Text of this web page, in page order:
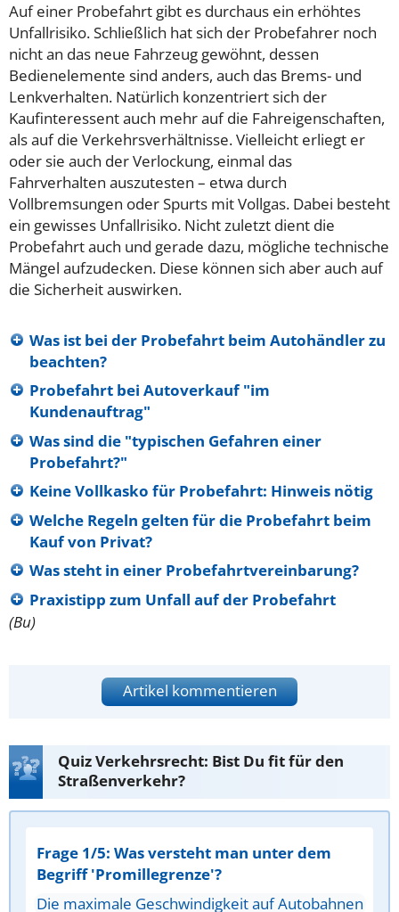
Auf einer Probefahrt gibt es durchaus ein erhöhtes
Unfallrisiko. Schließlich hat sich der Probefahrer noch
nicht an das neue Fahrzeug gewöhnt, dessen
Bedienelemente sind anders, auch das Brems- und
Lenkverhalten. Natürlich konzentriert sich der
Kaufinteressent auch mehr auf die Fahreigenschaften,
als auf die Verkehrsverhältnisse. Vielleicht erliegt er
oder sie auch der Verlockung, einmal das
Fahrverhalten auszutesten – etwa durch
Vollbremsungen oder Spurts mit Vollgas. Dabei besteht
ein gewisses Unfallrisiko. Nicht zuletzt dient die
Probefahrt auch und gerade dazu, mögliche technische
Mängel aufzudecken. Diese können sich aber auch auf
die Sicherheit auswirken.
Was ist bei der Probefahrt beim Autohändler zu
beachten?
Probefahrt bei Autoverkauf "im
Kundenauftrag"
Was sind die "typischen Gefahren einer
Probefahrt?"
Keine Vollkasko für Probefahrt: Hinweis nötig
Welche Regeln gelten für die Probefahrt beim
Kauf von Privat?
Was steht in einer Probefahrtvereinbarung?
Praxistipp zum Unfall auf der Probefahrt
(Bu)
Artikel kommentieren
Quiz Verkehrsrecht: Bist Du fit für den
Straßenverkehr?
Frage 1/5: Was versteht man unter dem
Begriff 'Promillegrenze'?
Die maximale Geschwindigkeit auf Autobahnen